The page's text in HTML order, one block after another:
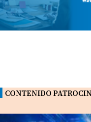
CONTENIDO